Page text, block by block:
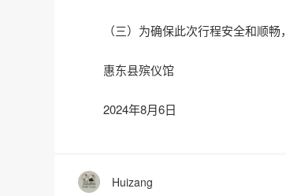
（三）为确保此次行程安全和顺畅
惠东县殡仪馆
2024年8月6日
Huizang